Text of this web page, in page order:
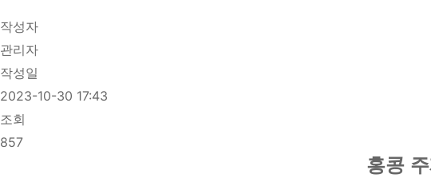
작성자
관리자
작성일
2023-10-30 17:43
조회
857
홍콩